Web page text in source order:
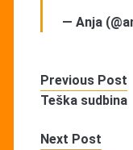
— Anja
Previous Post
Teška sudbina
Next Post